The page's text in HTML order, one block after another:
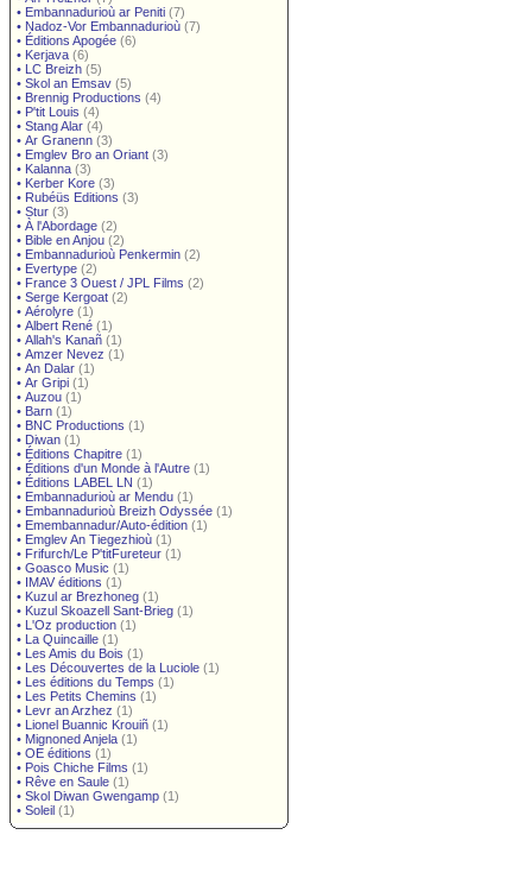
• Embannadurioù ar Peniti (7)
• Nadoz-Vor Embannadurioù (7)
• Éditions Apogée (6)
• Kerjava (6)
• LC Breizh (5)
• Skol an Emsav (5)
• Brennig Productions (4)
• P'tit Louis (4)
• Stang Alar (4)
• Ar Granenn (3)
• Emglev Bro an Oriant (3)
• Kalanna (3)
• Kerber Kore (3)
• Rubéüs Editions (3)
• Stur (3)
• À l'Abordage (2)
• Bible en Anjou (2)
• Embannadurioù Penkermin (2)
• Evertype (2)
• France 3 Ouest / JPL Films (2)
• Serge Kergoat (2)
• Aérolyre (1)
• Albert René (1)
• Allah's Kanañ (1)
• Amzer Nevez (1)
• An Dalar (1)
• Ar Gripi (1)
• Auzou (1)
• Barn (1)
• BNC Productions (1)
• Diwan (1)
• Éditions Chapitre (1)
• Éditions d'un Monde à l'Autre (1)
• Éditions LABEL LN (1)
• Embannadurioù ar Mendu (1)
• Embannadurioù Breizh Odyssée (1)
• Emembannadur/Auto-édition (1)
• Emglev An Tiegezhioù (1)
• Frifurch/Le P'titFureteur (1)
• Goasco Music (1)
• IMAV éditions (1)
• Kuzul ar Brezhoneg (1)
• Kuzul Skoazell Sant-Brieg (1)
• L'Oz production (1)
• La Quincaille (1)
• Les Amis du Bois (1)
• Les Découvertes de la Luciole (1)
• Les éditions du Temps (1)
• Les Petits Chemins (1)
• Levr an Arzhez (1)
• Lionel Buannic Krouiñ (1)
• Mignoned Anjela (1)
• OE éditions (1)
• Pois Chiche Films (1)
• Rêve en Saule (1)
• Skol Diwan Gwengamp (1)
• Soleil (1)